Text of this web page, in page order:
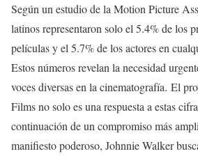
Según un estudio de la Motion Picture
latinos representaron solo el 5.4% de los
películas y el 5.7% de los actores en
Estos números revelan la necesidad
voces diversas en la cinematografía. El
Films no solo es una respuesta a estas
continuación de un compromiso más
manifiesto poderoso, Johnnie Walker